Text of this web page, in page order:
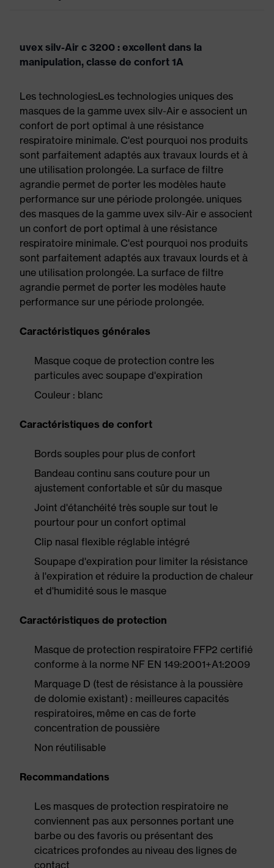
uvex silv-Air c 3200 : excellent dans la
manipulation, classe de confort 1A
Les technologiesLes technologies uniques des
masques de la gamme uvex silv-Air e associent un
confort de port optimal à une résistance
respiratoire minimale. C'est pourquoi nos produits
sont parfaitement adaptés aux travaux lourds et à
une utilisation prolongée. La surface de filtre
agrandie permet de porter les modèles haute
performance sur une période prolongée. uniques
des masques de la gamme uvex silv-Air e associent
un confort de port optimal à une résistance
respiratoire minimale. C'est pourquoi nos produits
sont parfaitement adaptés aux travaux lourds et à
une utilisation prolongée. La surface de filtre
agrandie permet de porter les modèles haute
performance sur une période prolongée.
Caractéristiques générales
Masque coque de protection contre les
particules avec soupape d'expiration
Couleur : blanc
Caractéristiques de confort
Bords souples pour plus de confort
Bandeau continu sans couture pour un
ajustement confortable et sûr du masque
Joint d'étanchéité très souple sur tout le
pourtour pour un confort optimal
Clip nasal flexible réglable intégré
Soupape d'expiration pour limiter la résistance
à l'expiration et réduire la production de chaleur
et d'humidité sous le masque
Caractéristiques de protection
Masque de protection respiratoire FFP2 certifié
conforme à la norme NF EN 149:2001+A1:2009
Marquage D (test de résistance à la poussière
de dolomie existant) : meilleures capacités
respiratoires, même en cas de forte
concentration de poussière
Non réutilisable
Recommandations
Les masques de protection respiratoire ne
conviennent pas aux personnes portant une
barbe ou des favoris ou présentant des
cicatrices profondes au niveau des lignes de
contact